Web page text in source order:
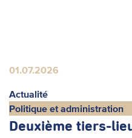
01.07.2026
Actualité
Politique et administration
Deuxième tiers-